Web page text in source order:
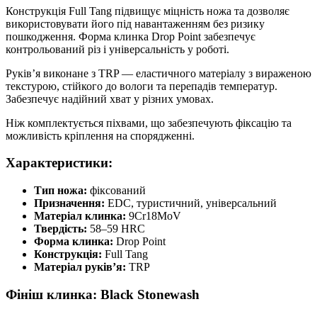
Конструкція Full Tang підвищує міцність ножа та дозволяє
використовувати його під навантаженням без ризику
пошкодження. Форма клинка Drop Point забезпечує
контрольований різ і універсальність у роботі.
Руків’я виконане з TRP — еластичного матеріалу з вираженою
текстурою, стійкого до вологи та перепадів температур.
Забезпечує надійний хват у різних умовах.
Ніж комплектується піхвами, що забезпечують фіксацію та
можливість кріплення на спорядженні.
Характеристики:
Тип ножа: фіксований
Призначення: EDC, туристичний, універсальний
Матеріал клинка: 9Cr18MoV
Твердість: 58–59 HRC
Форма клинка: Drop Point
Конструкція: Full Tang
Матеріал руків’я: TRP
Фініш клинка: Black Stonewash